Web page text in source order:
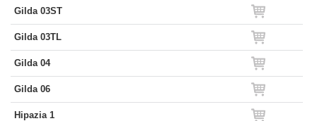
Gilda 03ST
Gilda 03TL
Gilda 04
Gilda 06
Hipazia 1